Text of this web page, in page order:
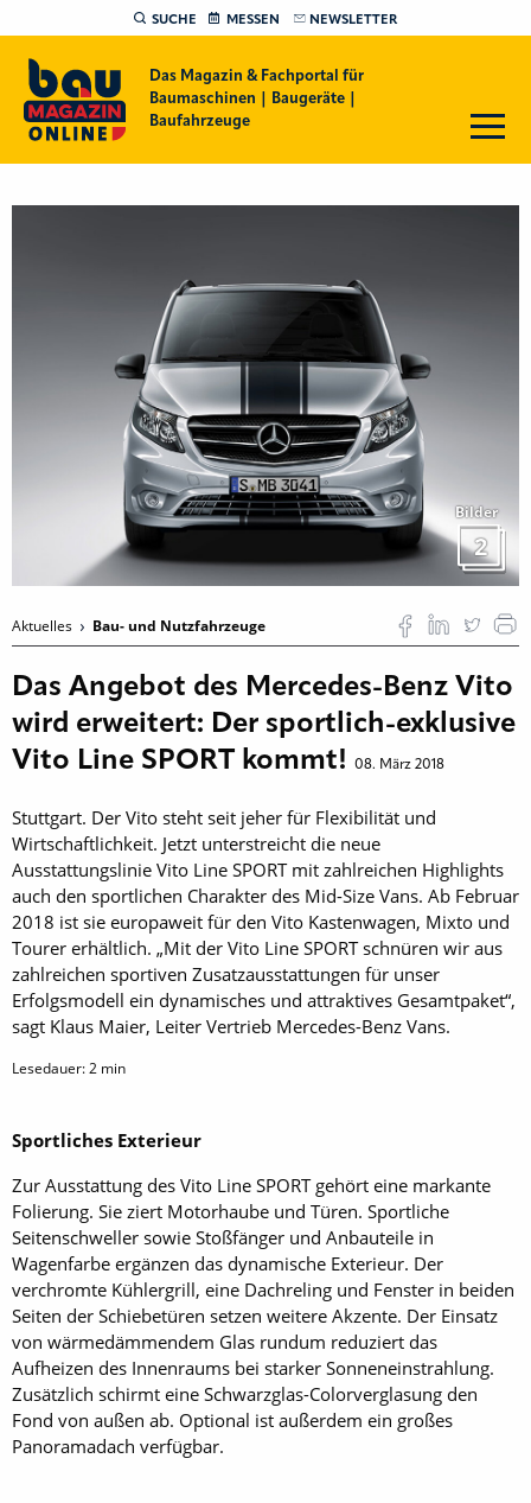
SUCHE MESSEN NEWSLETTER
Das Magazin & Fachportal für
Baumaschinen | Baugeräte |
Baufahrzeuge
Bilder
2
Aktuelles Bau- und Nutzfahrzeuge
Das Angebot des Mercedes-Benz Vito
wird erweitert: Der sportlich-exklusive
Vito Line SPORT kommt!
08. März 2018
Stuttgart. Der Vito steht seit jeher für Flexibilität und
Wirtschaftlichkeit. Jetzt unterstreicht die neue
Ausstattungslinie Vito Line SPORT mit zahlreichen Highlights
auch den sportlichen Charakter des Mid-Size Vans. Ab Februar
2018 ist sie europaweit für den Vito Kastenwagen, Mixto und
Tourer erhältlich. „Mit der Vito Line SPORT schnüren wir aus
zahlreichen sportiven Zusatzausstattungen für unser
Erfolgsmodell ein dynamisches und attraktives Gesamtpaket“,
sagt Klaus Maier, Leiter Vertrieb Mercedes-Benz Vans.
Lesedauer:2 min
Sportliches Exterieur
Zur Ausstattung des Vito Line SPORT gehört eine markante
Folierung. Sie ziert Motorhaube und Türen. Sportliche
Seitenschweller sowie Stoßfänger und Anbauteile in
Wagenfarbe ergänzen das dynamische Exterieur. Der
verchromte Kühlergrill, eine Dachreling und Fenster in beiden
Seiten der Schiebetüren setzen weitere Akzente. Der Einsatz
von wärmedämmendem Glas rundum reduziert das
Aufheizen des Innenraums bei starker Sonneneinstrahlung.
Zusätzlich schirmt eine Schwarzglas-Colorverglasung den
Fond von außen ab. Optional ist außerdem ein großes
Panoramadach verfügbar.